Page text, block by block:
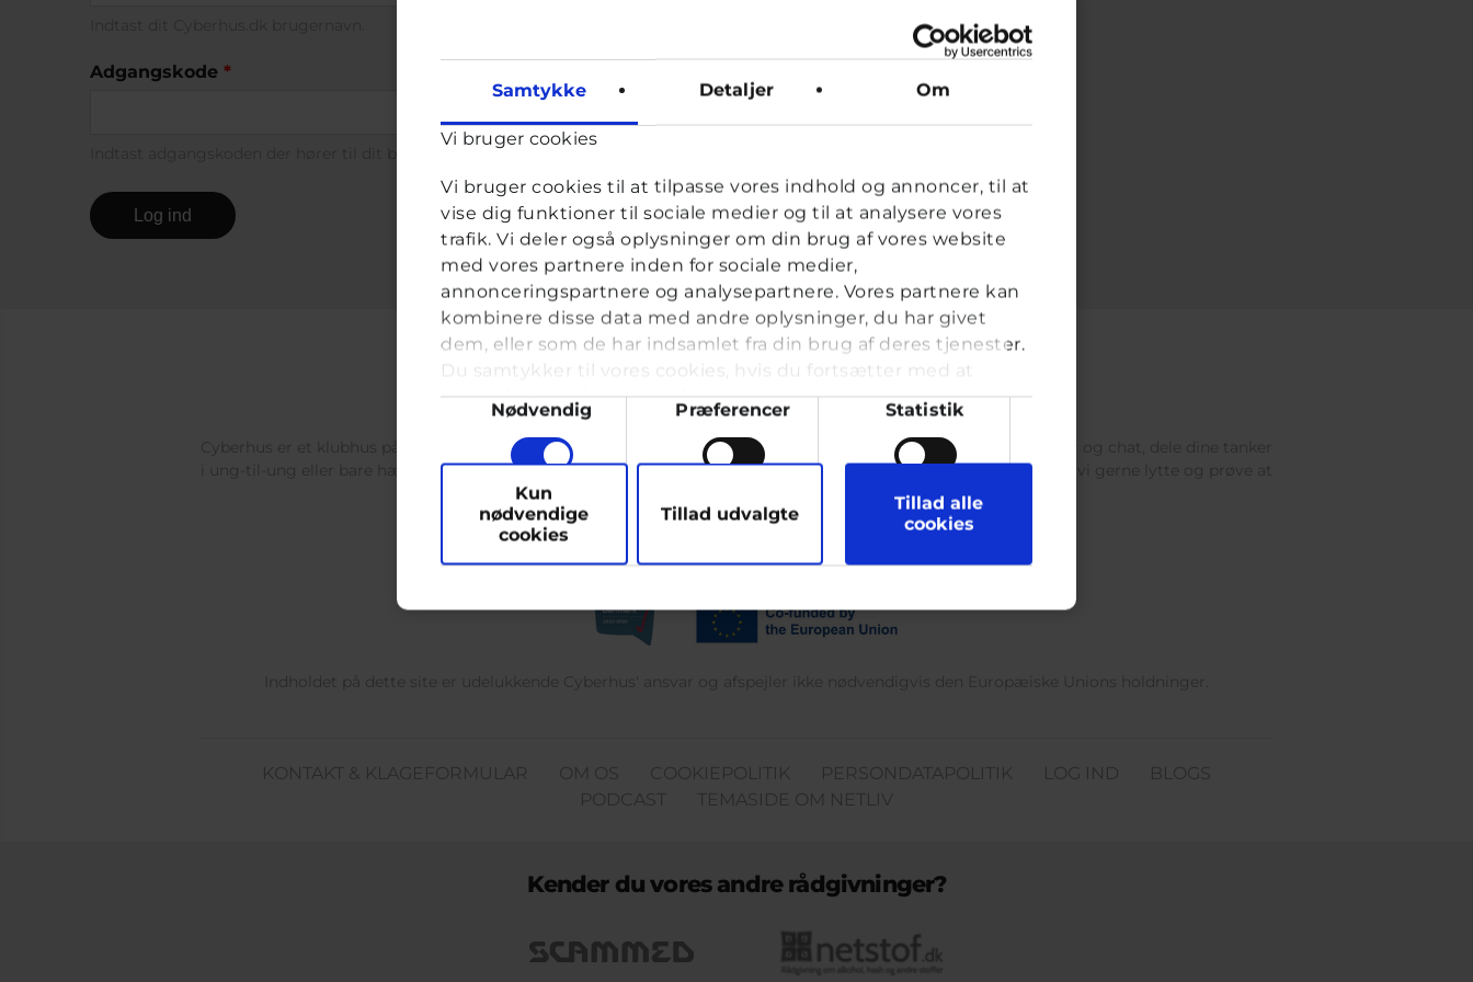
Samtykke Detaljer Om
Vi bruger cookies
Vi bruger cookies til at tilpasse vores indhold og annoncer, til at
vise dig funktioner til sociale medier og til at analysere vores
trafik. Vi deler også oplysninger om din brug af vores website
med vores partnere inden for sociale medier,
annonceringspartnere og analysepartnere. Vores partnere kan
kombinere disse data med andre oplysninger, du har givet
dem, eller som de har indsamlet fra din brug af deres tjenester.
Du samtykker til vores cookies, hvis du fortsætter med at
anvende vores hjemmeside.
Samtykkevalg
Nødvendig Præferencer Statistik
Marketing
Kun
nødvendige
cookies
Tillad udvalgte
Tillad alle
cookies
Adgangskode *
Cyberhus er et klubhus på nettet for dig op til 25 år. Du kan skrive til en voksen og få rådgivning i vores brevkasser og chat, dele dine tanker
i ung-til-ung eller bare hænge ud, og læse med. I Cyberhus kan du være dig selv, og har du brug for en voksen, vil vi gerne lytte og prøve at
Indholdet på dette site er udelukkende Cyberhus' ansvar og afspejler ikke nødvendigvis den Europæiske Unions holdninger.
KONTAKT & KLAGEFORMULAR OM OS COOKIEPOLITIK PERSONDATAPOLITIK LOG IND
BLOGS
PODCAST
TEMASIDE OM NETLIV
Kender du vores andre rådgivninger?